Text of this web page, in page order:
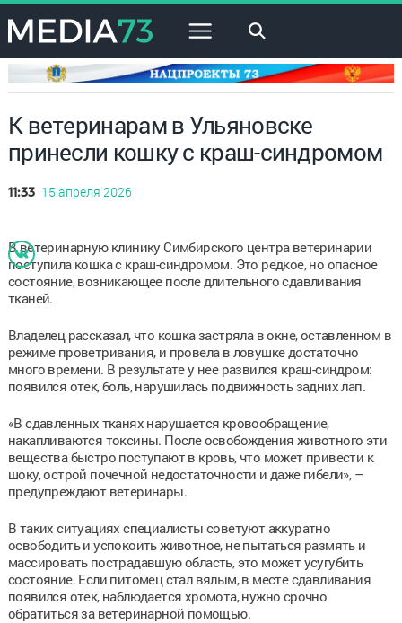
×
К ветеринарам в Ульяновске
принесли кошку с краш-синдромом
11:33 15 апреля 2026
В ветеринарную клинику Симбирского центра ветеринарии
поступила кошка с краш-синдромом. Это редкое, но опасное
состояние, возникающее после длительного сдавливания
тканей.
Владелец рассказал, что кошка застряла в окне, оставленном в
режиме проветривания, и провела в ловушке достаточно
много времени. В результате у нее развился краш-синдром:
появился отек, боль, нарушилась подвижность задних лап.
«В сдавленных тканях нарушается кровообращение,
накапливаются токсины. После освобождения животного эти
вещества быстро поступают в кровь, что может привести к
шоку, острой почечной недостаточности и даже гибели», –
предупреждают ветеринары.
В таких ситуациях специалисты советуют аккуратно
освободить и успокоить животное, не пытаться размять и
массировать пострадавшую область, это может усугубить
состояние. Если питомец стал вялым, в месте сдавливания
появился отек, наблюдается хромота, нужно срочно
обратиться за ветеринарной помощью.